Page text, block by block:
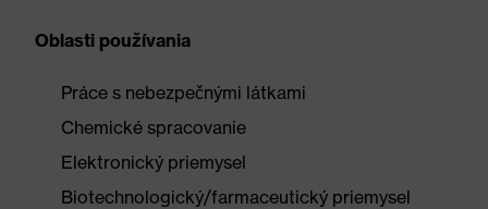
Oblasti používania
Práce s nebezpečnými látkami
Chemické spracovanie
Elektronický priemysel
Biotechnologický/farmaceutický priemysel